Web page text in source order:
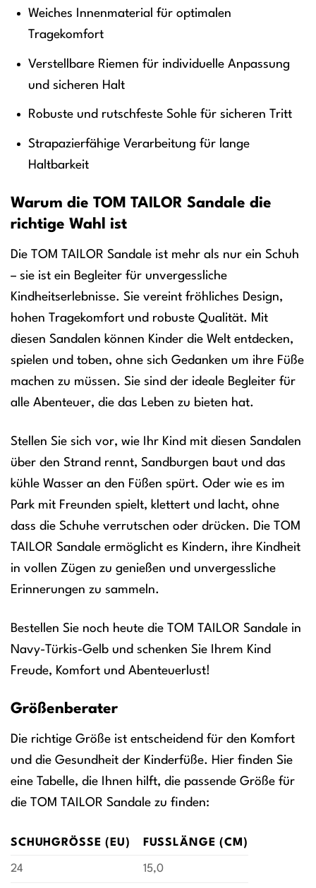
Weiches Innenmaterial für optimalen
Tragekomfort
Verstellbare Riemen für individuelle Anpassung
und sicheren Halt
Robuste und rutschfeste Sohle für sicheren Tritt
Strapazierfähige Verarbeitung für lange
Haltbarkeit
Warum die TOM TAILOR Sandale die
richtige Wahl ist
Die TOM TAILOR Sandale ist mehr als nur ein Schuh
– sie ist ein Begleiter für unvergessliche
Kindheitserlebnisse. Sie vereint fröhliches Design,
hohen Tragekomfort und robuste Qualität. Mit
diesen Sandalen können Kinder die Welt entdecken,
spielen und toben, ohne sich Gedanken um ihre Füße
machen zu müssen. Sie sind der ideale Begleiter für
alle Abenteuer, die das Leben zu bieten hat.
Stellen Sie sich vor, wie Ihr Kind mit diesen Sandalen
über den Strand rennt, Sandburgen baut und das
kühle Wasser an den Füßen spürt. Oder wie es im
Park mit Freunden spielt, klettert und lacht, ohne
dass die Schuhe verrutschen oder drücken. Die TOM
TAILOR Sandale ermöglicht es Kindern, ihre Kindheit
in vollen Zügen zu genießen und unvergessliche
Erinnerungen zu sammeln.
Bestellen Sie noch heute die TOM TAILOR Sandale in
Navy-Türkis-Gelb und schenken Sie Ihrem Kind
Freude, Komfort und Abenteuerlust!
Größenberater
Die richtige Größe ist entscheidend für den Komfort
und die Gesundheit der Kinderfüße. Hier finden Sie
eine Tabelle, die Ihnen hilft, die passende Größe für
die TOM TAILOR Sandale zu finden:
SCHUHGRÖSSE (EU) FUSSLÄNGE (CM)
24 15,0